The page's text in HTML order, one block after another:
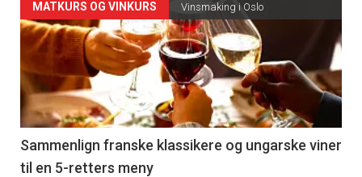
Forsiden
akkurat
nå
-
5
MATKURS OG VINKURS Vinsmaking i Oslo
Sammenlign franske klassikere og ungarske viner
til en 5-retters meny